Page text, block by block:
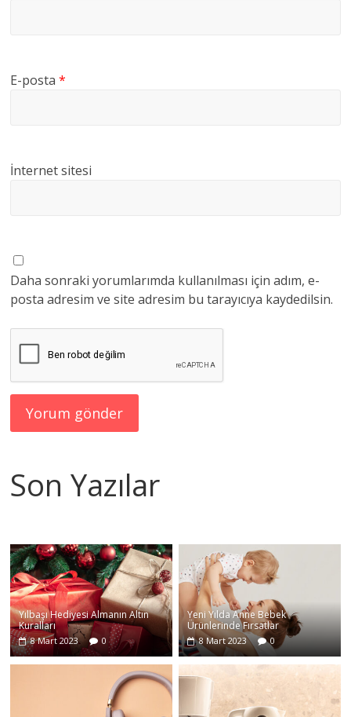
E-posta*
İnternet sitesi
Daha sonraki yorumlarımda kullanılması için adım, e-
posta adresim ve site adresim bu tarayıcıya kaydedilsin.
Son Yazılar
Yılbaşı Hediyesi Almanın Altın
Kuralları
8 Mart 2023 0
Yeni Yılda Anne Bebek
Ürünlerinde Fırsatlar
8 Mart 2023 0